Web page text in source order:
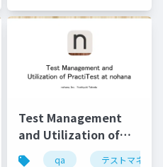
テスト自動化
Test Management
and Utilization of
PractiTest at nohana
qa テストマネジ